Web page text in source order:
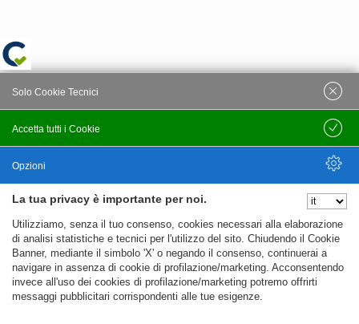
La tua privacy è importante per noi.
Utilizziamo, senza il tuo consenso, cookies necessari alla elaborazione
di analisi statistiche e tecnici per l'utilizzo del sito. Chiudendo il Cookie
Banner, mediante il simbolo 'X' o negando il consenso, continuerai a
navigare in assenza di cookie di profilazione/marketing. Acconsentendo
invece all'uso dei cookies di profilazione/marketing potremo offrirti
messaggi pubblicitari corrispondenti alle tue esigenze.
Accetta tutti i Cookie
Solo Cookie Tecnici
Salva
Opzioni
Nascondi Opzioni